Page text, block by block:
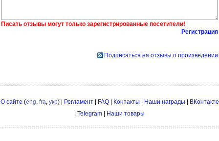
Писать отзывы могут только зарегистрированные посетители!
Регистрация
Подписаться на отзывы о произведении
О сайте (eng, fra, укр) | Регламент| FAQ| Контакты Наши награды
ВКонтакте
Telegram Наши товары